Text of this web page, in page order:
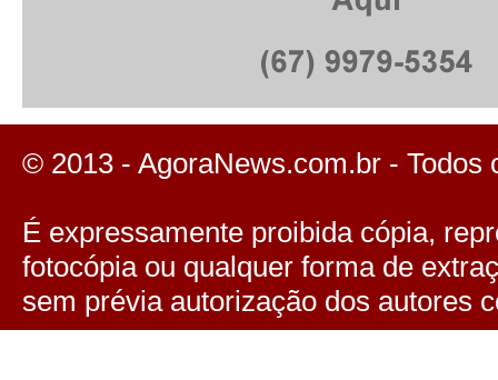
© 2013 - AgoraNews.com.br - Todos
É expressamente proibida cópia,
fotocópia ou qualquer forma de
sem prévia autorização dos autores